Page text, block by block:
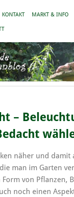
KONTAKT MARKT & INFO
–
näher und damit
man im Garten
von Pflanzen,
noch einen